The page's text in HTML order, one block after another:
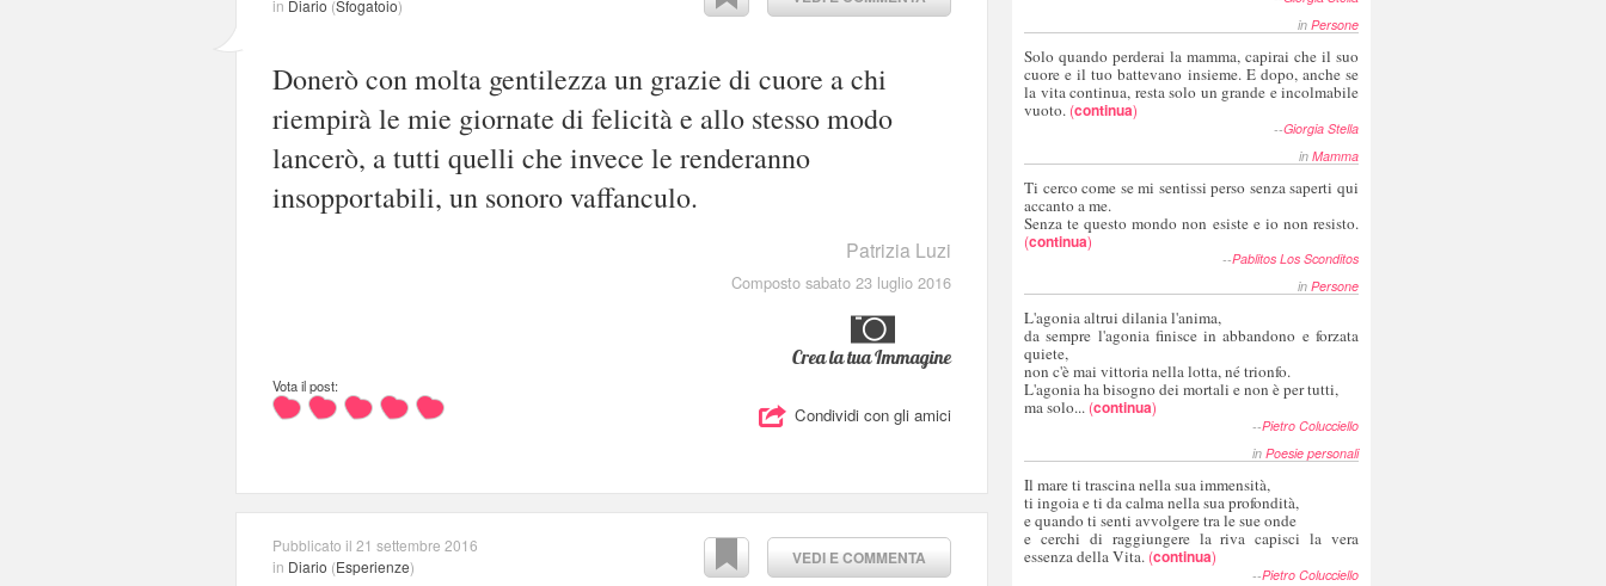
in Diario (Sfogatoio)
Donerò con molta gentilezza un grazie di cuore a chi
riempirà le mie giornate di felicità e allo stesso modo
lancerò, a tutti quelli che invece le renderanno
insopportabili, un sonoro vaffanculo.
Patrizia Luzi
Composto sabato 23 luglio 2016
Crea la tua Immagine
Vota il post:
Condividi con gli amici
VEDI E COMMENTA
Pubblicato il 21 settembre 2016
in Diario (Esperienze)
in Persone
Solo quando perderai la mamma, capirai che il suo
cuore e il tuo battevano insieme. E dopo, anche se
la vita continua, resta solo un grande e incolmabile
vuoto. (continua)
--Giorgia Stella
in Mamma
Ti cerco come se mi sentissi perso senza saperti qui
accanto a me.
Senza te questo mondo non esiste e io non resisto.
(continua)
--Pablitos Los Sconditos
in Persone
L'agonia altrui dilania l'anima,
da sempre l'agonia finisce in abbandono e forzata
quiete,
non c'è mai vittoria nella lotta, né trionfo.
L'agonia ha bisogno dei mortali e non è per tutti,
ma solo... (continua)
--Pietro Colucciello
in Poesie personali
Il mare ti trascina nella sua immensità,
ti ingoia e ti da calma nella sua profondità,
e quando ti senti avvolgere tra le sue onde
e cerchi di raggiungere la riva capisci la vera
essenza della Vita. (continua)
--Pietro Colucciello